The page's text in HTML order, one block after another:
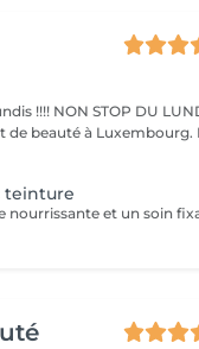
!!!! NON STOP DU
teinture